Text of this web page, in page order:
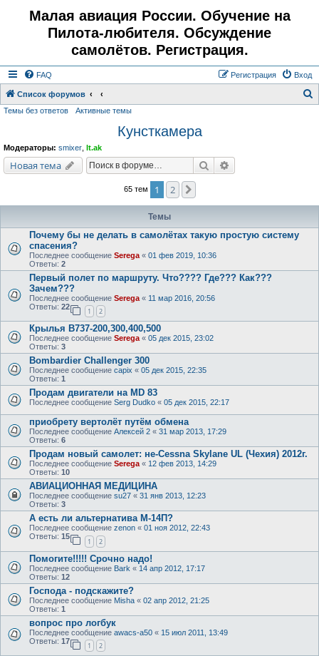
Малая авиация России. Обучение на
Пилота-любителя. Обсуждение
самолётов. Регистрация.
FAQ Вход
Регистрация
Список форумов
Темы без ответов Активные темы
Кунсткамера
Модераторы: smixer lt.ak
Новая тема Поиск
65 тем 1 2
Темы
Почему бы не делать в самолётах такую простую систему
спасения?
Последнее сообщение Serega « 01 фев 2019, 10:36
Ответы: 2
Первый полет по маршруту. Что???? Где??? Как???
Зачем???
Последнее сообщение Serega « 11 мар 2016, 20:56
Ответы: 22
1 2
Крылья B737-200,300,400,500
Последнее сообщение Serega « 05 дек 2015, 23:02
Ответы: 3
Bombardier Challenger 300
Последнее сообщение capix « 05 дек 2015, 22:35
Ответы: 1
Продам двигатели на MD 83
Последнее сообщение Serg Dudko « 05 дек 2015, 22:17
приобрету вертолёт путём обмена
Последнее сообщение Алексей 2 « 31 мар 2013, 17:29
Ответы: 6
Продам новый самолет: не-Cessna Skylanе UL (Чехия) 2012г.
Последнее сообщение Serega « 12 фев 2013, 14:29
Ответы: 10
АВИАЦИОННАЯ МЕДИЦИНА
Последнее сообщение su27 « 31 янв 2013, 12:23
Ответы: 3
А есть ли альтернатива М-14П?
Последнее сообщение zenon « 01 ноя 2012, 22:43
Ответы: 15
1 2
Помогите!!!!! Срочно надо!
Последнее сообщение Bark « 14 апр 2012, 17:17
Ответы: 12
Господа - подскажите?
Последнее сообщение Misha « 02 апр 2012, 21:25
Ответы: 1
вопрос про логбук
Последнее сообщение awacs-a50 « 15 июл 2011, 13:49
Ответы: 17
1 2